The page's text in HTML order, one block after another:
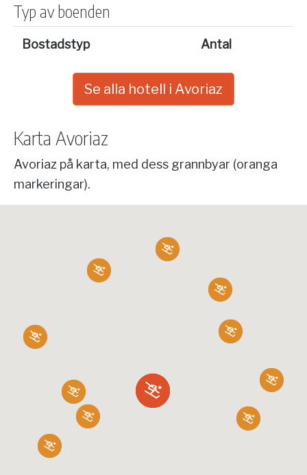
Typ av boenden
Bostadstyp Antal
Se alla hotell i Avoriaz
Karta Avoriaz
Avoriaz på karta, med dess grannbyar (oranga
markeringar).